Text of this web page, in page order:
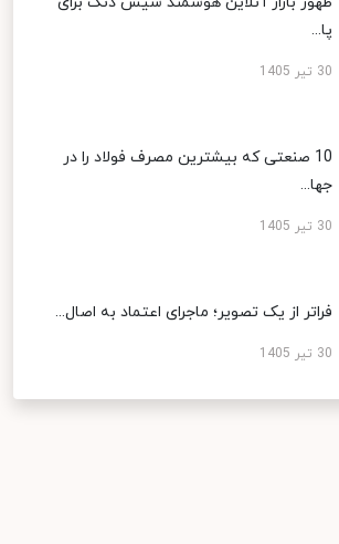
پا...
30 تیر 1405
10 صنعتی که بیشترین مصرف فولاد را در
جها...
30 تیر 1405
فراتر از یک تصویر؛ ماجرای اعتماد به اصال...
30 تیر 1405